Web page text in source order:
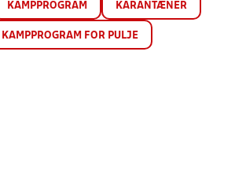
KAMPPROGRAM KARANTÆNER
KAMPPROGRAM FOR PULJE